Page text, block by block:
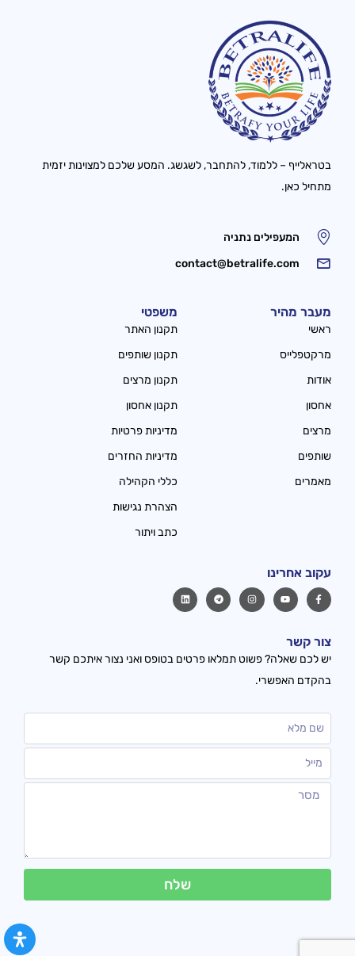
בטראלייף – ללמוד, להתחבר, לשגשג. המסע שלכם למצוינות יזמית
מתחיל כאן.
המעפילים נתניה
contact@betralife.com
מעבר מהיר
ראשי
מרקטפלייס
אודות
אחסון
מרצים
שותפים
מאמרים
משפטי
תקנון האתר
תקנון שותפים
תקנון מרצים
תקנון אחסון
מדיניות פרטיות
מדיניות החזרים
כללי הקהילה
הצהרת נגישות
כתב ויתור
עקוב אחרינו
צור קשר
יש לכם שאלה? פשוט תמלאו פרטים בטופס ואני נצור איתכם קשר
בהקדם האפשרי.
שלח